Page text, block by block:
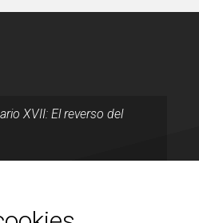
XVII: El reverso del
reverso del psicoanálisis